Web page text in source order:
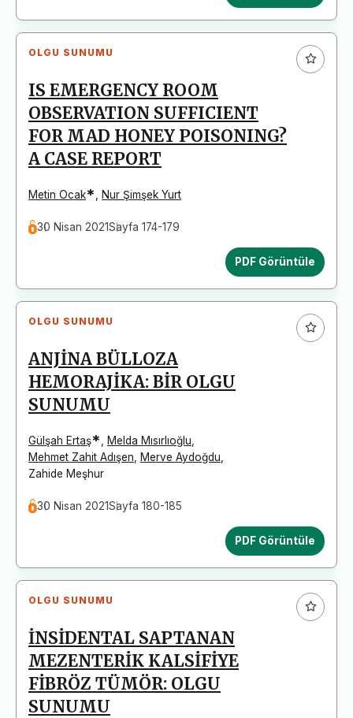
OLGU SUNUMU
IS EMERGENCY ROOM
OBSERVATION SUFFICIENT
FOR MAD HONEY POISONING?
A CASE REPORT
Metin Ocak* Nur Şimşek Yurt
30 Nisan 2021Sayfa 174-179
PDF Görüntüle
OLGU SUNUMU
ANJİNA BÜLLOZA
HEMORAJİKA: BİR OLGU
SUNUMU
Gülşah Ertaş* Melda Mısırlıoğlu
Mehmet Zahit Adışen
Merve Aydoğdu
Zahide Meşhur
30 Nisan 2021Sayfa 180-185
PDF Görüntüle
OLGU SUNUMU
İNSİDENTAL SAPTANAN
MEZENTERİK KALSİFİYE
FİBRÖZ TÜMÖR: OLGU
SUNUMU